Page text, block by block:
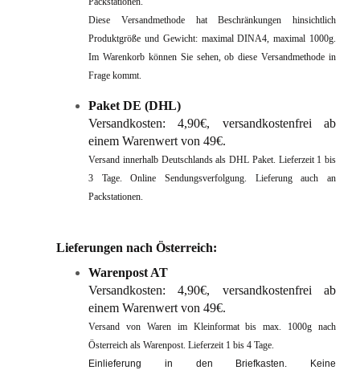
Diese Versandmethode hat Beschränkungen hinsichtlich
Produktgröße und Gewicht: maximal DINA4, maximal 1000g.
Im Warenkorb können Sie sehen, ob diese Versandmethode in
Frage kommt.
Paket DE (DHL)
Versandkosten: 4,90€, versandkostenfrei ab
einem Warenwert von 49€.
Versand innerhalb Deutschlands als DHL Paket. Lieferzeit 1 bis
3 Tage. Online Sendungsverfolgung. Lieferung auch an
Packstationen.
Lieferungen nach Österreich:
Warenpost AT
Versandkosten: 4,90€, versandkostenfrei ab
einem Warenwert von 49€.
Versand von Waren im Kleinformat bis max. 1000g nach
Österreich als Warenpost. Lieferzeit 1 bis 4 Tage.
Einlieferung in den Briefkasten.
Keine